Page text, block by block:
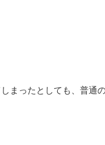
まったとしても、普通